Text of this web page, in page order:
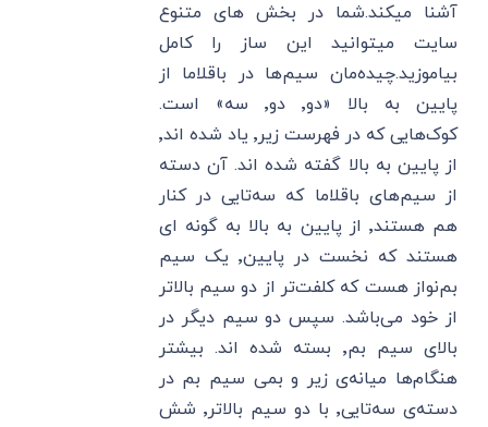
آشنا میکند.شما در بخش های متنوع
سایت میتوانید این ساز را کامل
بیاموزید.چیده‌مان سیم‌ها در باقلاما از
پایین به بالا «دو٬ دو٬ سه» است.
کوک‌هایی که در فهرست زیر٬ یاد شده اند٬
از پایین به بالا گفته شده اند. آن دسته
از سیم‌های باقلاما که سه‌تایی در کنار
هم هستند٬ از پایین به بالا به گونه ای
هستند که نخست در پایین٬ یک سیم
بم‌نواز هست که کلفت‌تر از دو سیم بالاتر
از خود می‌باشد. سپس دو سیم دیگر در
بالای سیم بم٬ بسته شده اند. بیشتر
هنگام‌ها میانه‌ی زیر و بمی سیم بم در
دسته‌ی سه‌تایی٬ با دو سیم بالاتر٬ شش